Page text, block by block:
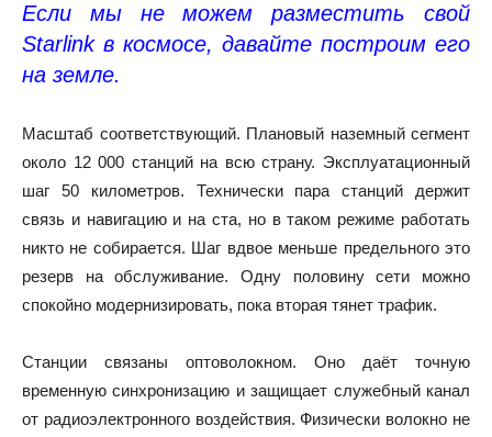
Если мы не можем разместить свой
Starlink в космосе, давайте построим его
на земле.
Масштаб соответствующий. Плановый наземный сегмент
около 12 000 станций на всю страну. Эксплуатационный
шаг 50 километров. Технически пара станций держит
связь и навигацию и на ста, но в таком режиме работать
никто не собирается. Шаг вдвое меньше предельного это
резерв на обслуживание. Одну половину сети можно
спокойно модернизировать, пока вторая тянет трафик.
Станции связаны оптоволокном. Оно даёт точную
временную синхронизацию и защищает служебный канал
от радиоэлектронного воздействия. Физически волокно не